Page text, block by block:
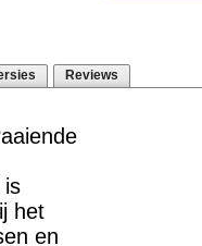
Reviews
is
het
en